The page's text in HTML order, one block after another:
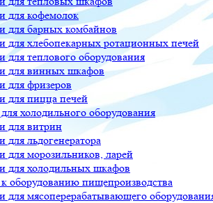
для кофемолок
для барных комбайнов
для хлебопекарных ротационных печей
для теплового оборудования
для винных шкафов
для фризеров
для пицца печей
холодильного оборудования
для витрин
для льдогенератора
для морозильников, ларей
для холодильных шкафов
к оборудованию пищепроизводства
для мясоперерабатывающего